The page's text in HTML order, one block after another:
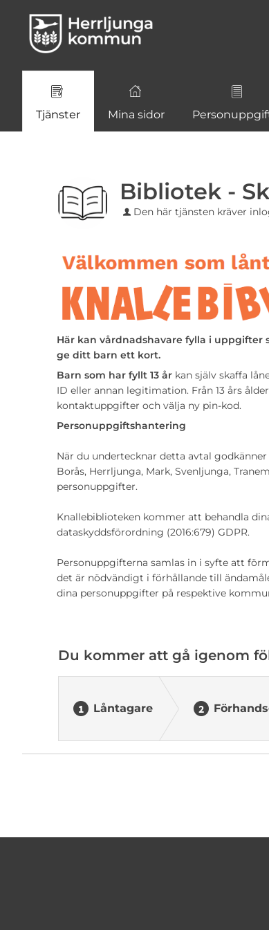
tjänster
Herrljunga
kommun
Tjänster Mina sidor
Bibliotek -
Den här tjänsten kräver
Här kan vårdnadshavare fylla i
ge ditt barn ett kort.
Barn som har fyllt 13 årkan själv skaffa
ID eller annan legitimation. Från 13 års
kontaktuppgifter och välja ny pin-kod.
Personuppgiftshantering
När du undertecknar detta avtal
Borås, Herrljunga, Mark, Svenljunga,
personuppgifter.
Knallebiblioteken kommer att behandla
dataskyddsförordning (2016:679) GDPR.
Personuppgifterna samlas in i syfte att
det är nödvändigt i förhållande till
dina personuppgifter på respektive
Du kommer att gå igenom
Låntagare